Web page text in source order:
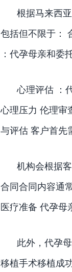
根据马来西
包括但不限于：
：代孕母亲和委
心理评估 ：
心理压力 伦理审
与评估 客户首先
机构会根据
合同合同内容通
医疗准备 代孕母
此外，代孕
移植手术移植成